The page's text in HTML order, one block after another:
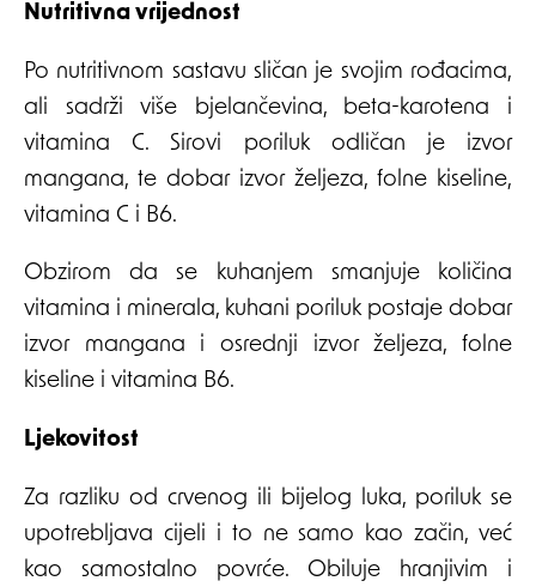
Nutritivna vrijednost
Po nutritivnom sastavu sličan je svojim rođacima,
ali sadrži više bjelančevina, beta-karotena i
vitamina C. Sirovi poriluk odličan je izvor
mangana, te dobar izvor željeza, folne kiseline,
vitamina C i B6.
Obzirom da se kuhanjem smanjuje količina
vitamina i minerala, kuhani poriluk postaje dobar
izvor mangana i osrednji izvor željeza, folne
kiseline i vitamina B6.
Ljekovitost
Za razliku od crvenog ili bijelog luka, poriluk se
upotrebljava cijeli i to ne samo kao začin, već
kao samostalno povrće. Obiluje hranjivim i